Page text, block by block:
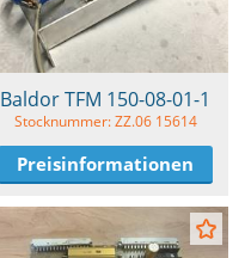
Baldor TFM 150-08-01-1
Stocknummer: ZZ.06 15614
Preisinformationen